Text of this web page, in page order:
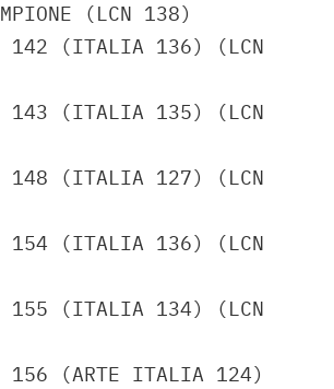
(LCN 138)
142 (ITALIA 136) (LCN
143 (ITALIA 135) (LCN
148 (ITALIA 127) (LCN
154 (ITALIA 136) (LCN
155 (ITALIA 134) (LCN
156 (ARTE ITALIA 124)